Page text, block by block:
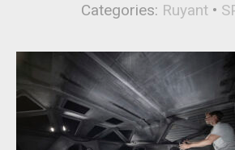
Categories: Ruyant •